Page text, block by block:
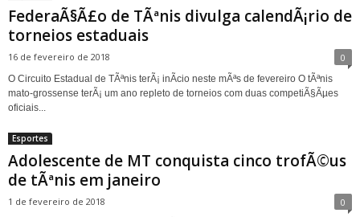
FederaÃ§Ã£o de TÃªnis divulga calendÃ¡rio de
torneios estaduais
16 de fevereiro de 2018 0
O Circuito Estadual de TÃªnis terÃ¡ inÃ­cio neste mÃªs de fevereiro O tÃªnis
mato-grossense terÃ¡ um ano repleto de torneios com duas competiÃ§Ãµes
oficiais...
Esportes
Adolescente de MT conquista cinco trofÃ©us
de tÃªnis em janeiro
1 de fevereiro de 2018 0